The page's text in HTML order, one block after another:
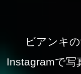
ビアンキ
Instagramで写